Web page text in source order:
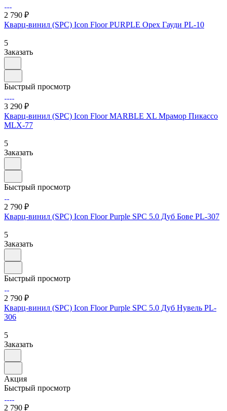
2 790 ₽
Кварц-винил (SPC) Icon Floor PURPLE Орех Гауди PL-10
5
Заказать
Быстрый просмотр
3 290 ₽
Кварц-винил (SPC) Icon Floor MARBLE XL Мрамор Пикассо
MLX-77
5
Заказать
Быстрый просмотр
2 790 ₽
Кварц-винил (SPC) Icon Floor Purple SPC 5.0 Дуб Бове PL-307
5
Заказать
Быстрый просмотр
2 790 ₽
Кварц-винил (SPC) Icon Floor Purple SPC 5.0 Дуб Нувель PL-
306
5
Заказать
Акция
Быстрый просмотр
2 790 ₽